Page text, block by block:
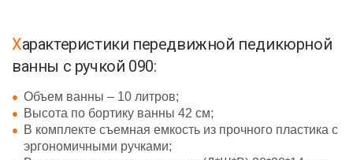
Характеристики передвижной педикюрной
ванны с ручкой 090:
Объем ванны – 10 литров;
Высота по бортику ванны 42 см;
В комплекте съемная емкость из прочного пластика с
эргономичными ручками;